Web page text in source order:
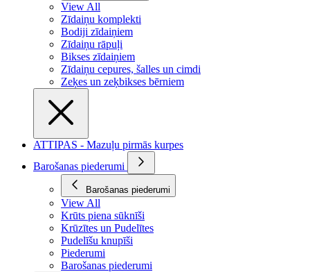
View All
Zīdaiņu komplekti
Bodiji zīdaiņiem
Zīdaiņu rāpuļi
Bikses zīdaiņiem
Zīdaiņu cepures, šalles un cimdi
Zeķes un zeķbikses bērniem
ATTIPAS - Mazuļu pirmās kurpes
Barošanas piederumi
Barošanas piederumi
View All
Krūts piena sūknīši
Krūzītes un Pudelītes
Pudelīšu knupīši
Piederumi
Barošanas piederumi